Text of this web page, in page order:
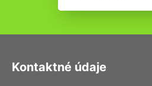
Kontaktné údaje